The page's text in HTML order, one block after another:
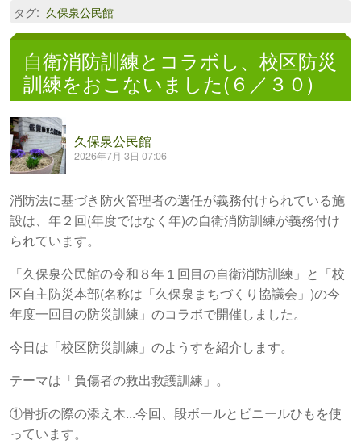
タグ: 久保泉公民館
自衛消防訓練とコラボし、校区防災
訓練をおこないました(６／３０)
久保泉公民館
2026年7月 3日 07:06
消防法に基づき防火管理者の選任が義務付けられている施
設は、年２回(年度ではなく年)の自衛消防訓練が義務付け
られています。
「久保泉公民館の令和８年１回目の自衛消防訓練」と「校
区自主防災本部(名称は「久保泉まちづくり協議会」)の今
年度一回目の防災訓練」のコラボで開催しました。
今日は「校区防災訓練」のようすを紹介します。
テーマは「負傷者の救出救護訓練」。
①骨折の際の添え木...今回、段ボールとビニールひもを使
っています。